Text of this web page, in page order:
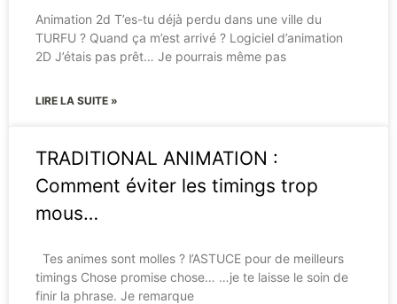
Animation 2d T’es-tu déjà perdu dans une ville du
TURFU ? Quand ça m’est arrivé ? Logiciel d’animation
2D J’étais pas prêt… Je pourrais même pas
LIRE LA SUITE »
TRADITIONAL ANIMATION :
Comment éviter les timings trop
mous…
Tes animes sont molles ? l’ASTUCE pour de meilleurs
timings Chose promise chose… …je te laisse le soin de
finir la phrase. Je remarque